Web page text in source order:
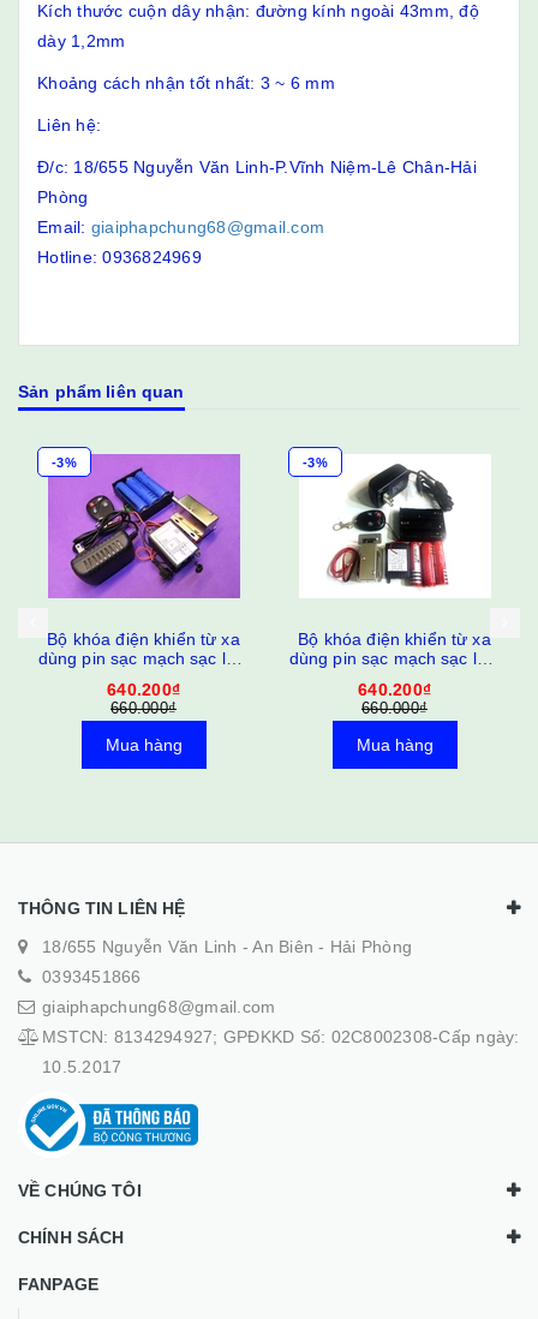
Kích thước cuộn dây nhận: đường kính ngoài 43mm, độ
dày 1,2mm
Khoảng cách nhận tốt nhất: 3 ~ 6 mm
Liên hệ:
Đ/c: 18/655 Nguyễn Văn Linh-P.Vĩnh Niệm-Lê Chân-Hải
Phòng
Email: giaiphapchung68@gmail.com
Hotline: 0936824969
Sản phẩm liên quan
-3%
Bộ khóa điện khiển từ xa
dùng pin sạc mạch sạc loại
640.200₫
660.000₫
Mua hàng
-3%
Bộ khóa điện khiển từ xa
dùng pin sạc mạch sạc loại
640.200₫
660.000₫
Mua hàng
THÔNG TIN LIÊN HỆ
18/655 Nguyễn Văn Linh - An Biên - Hải Phòng
0393451866
giaiphapchung68@gmail.com
MSTCN: 8134294927; GPĐKKD Số: 02C8002308-Cấp ngày:
10.5.2017
VỀ CHÚNG TÔI
CHÍNH SÁCH
FANPAGE